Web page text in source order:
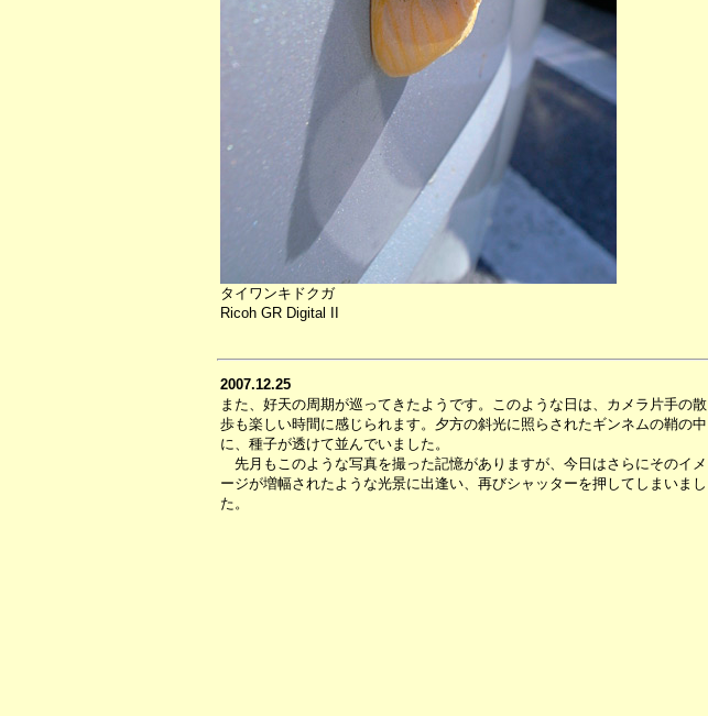
タイワンキドクガ
Ricoh GR Digital II
2007.12.25
また、好天の周期が巡ってきたようです。このような日は、カメラ片手の散
歩も楽しい時間に感じられます。夕方の斜光に照らされたギンネムの鞘の中
に、種子が透けて並んでいました。
先月もこのような写真を撮った記憶がありますが、今日はさらにそのイメ
ージが増幅されたような光景に出逢い、再びシャッターを押してしまいまし
た。